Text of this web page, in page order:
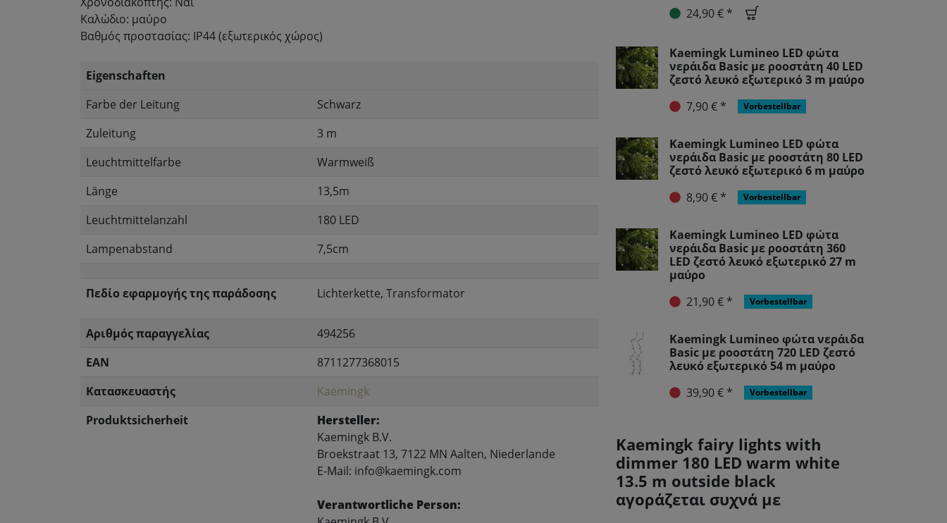
Καλώδιο: μαύρο
Βαθμός προστασίας: IP44 (εξωτερικός χώρος)
Eigenschaften
Farbe der Leitung
Schwarz
Zuleitung
3 m
Leuchtmittelfarbe
Warmweiß
Länge
13,5m
Leuchtmittelanzahl
180 LED
Lampenabstand
7,5cm
Πεδίο εφαρμογής της παράδοσης Lichterkette, Transformator
Αριθμός παραγγελίας
494256
EAN
8711277368015
Κατασκευαστής
Kaemingk
Produktsicherheit
Hersteller:
Kaemingk B.V.
Broekstraat 13, 7122 MN Aalten, Niederlande
E-Mail: info@kaemingk.com
Verantwortliche Person:
24,90 € *
Kaemingk Lumineo LED φώτα
νεράιδα Basic με ροοστάτη 40 LED
ζεστό λευκό εξωτερικό 3 m μαύρο
7,90 € *
Vorbestellbar
Kaemingk Lumineo LED φώτα
νεράιδα Basic με ροοστάτη 80 LED
ζεστό λευκό εξωτερικό 6 m μαύρο
8,90 € *
Vorbestellbar
Kaemingk Lumineo LED φώτα
νεράιδα Basic με ροοστάτη 360
LED ζεστό λευκό εξωτερικό 27 m
μαύρο
21,90 € *
Vorbestellbar
Kaemingk Lumineo φώτα νεράιδα
Basic με ροοστάτη 720 LED ζεστό
λευκό εξωτερικό 54 m μαύρο
39,90 € *
Vorbestellbar
Kaemingk fairy lights with
dimmer 180 LED warm white
13.5 m outside black
αγοράζεται συχνά με